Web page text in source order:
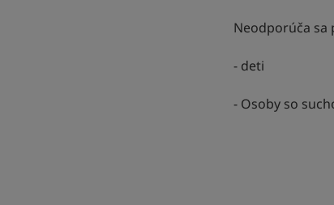
Neodporúča sa
- deti
- Osoby so